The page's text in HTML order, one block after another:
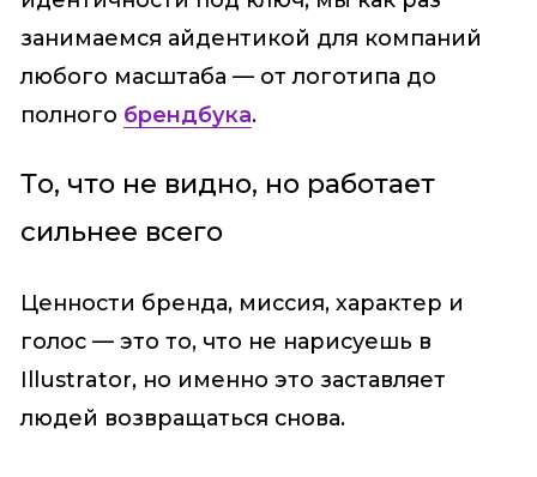
занимаемся айдентикой для компаний
любого масштаба — от логотипа до
полного брендбука.
То, что не видно, но работает
сильнее всего
Ценности бренда, миссия, характер и
голос — это то, что не нарисуешь в
Illustrator, но именно это заставляет
людей возвращаться снова.